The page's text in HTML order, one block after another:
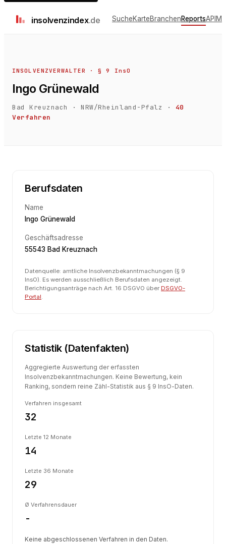
insolvenzindex.de SucheKarteBranchenReportsAPI
INSOLVENZVERWALTER · § 9 InsO
Ingo Grünewald
Bad Kreuznach ·NRW/Rheinland-Pfalz ·
40
Verfahren
Berufsdaten
Name
Ingo Grünewald
Geschäftsadresse
55543 Bad Kreuznach
Datenquelle: amtliche Insolvenzbekanntmachungen (§ 9
InsO). Es werden ausschließlich Berufsdaten angezeigt.
Berichtigungsanträge nach Art. 16 DSGVO über DSGVO-
Portal.
Statistik (Datenfakten)
Aggregierte Auswertung der erfassten
Insolvenzbekanntmachungen. Keine Bewertung, kein
Ranking, sondern reine Zähl-Statistik aus § 9 InsO-Daten.
Verfahren insgesamt
32
Letzte 12 Monate
14
Letzte 36 Monate
29
Ø Verfahrensdauer
-
Keine abgeschlossenen Verfahren in den Daten.